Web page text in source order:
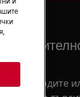
да подходите